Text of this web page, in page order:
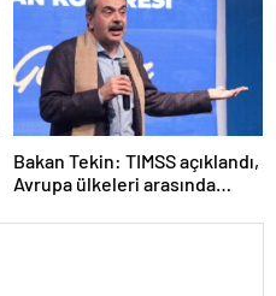
Bakan Tekin: TIMSS açıklandı,
Avrupa ülkeleri arasında